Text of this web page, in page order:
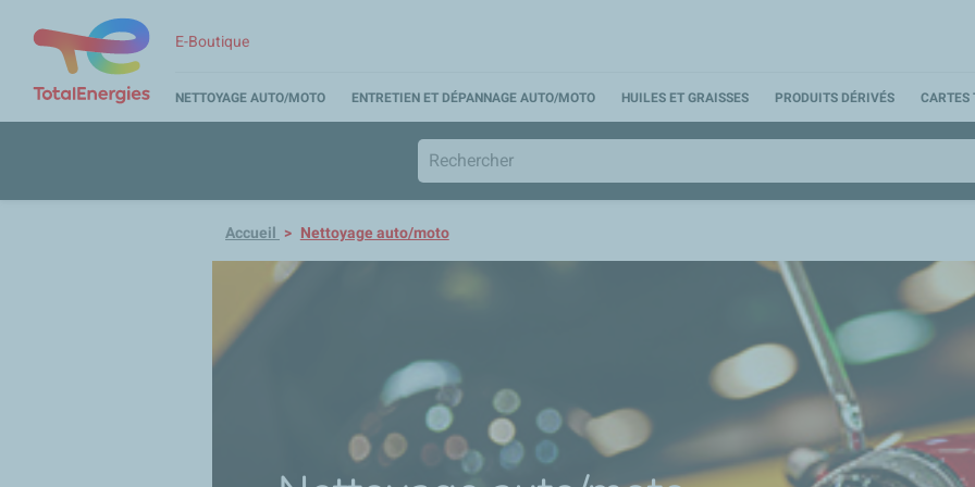
E-Boutique
NETTOYAGE AUTO/MOTO ENTRETIEN ET DÉPANNAGE AUTO/MOTO HUILES ET GRAISSES PRODUITS DÉRIVÉS CARTES
Accueil Nettoyage auto/moto